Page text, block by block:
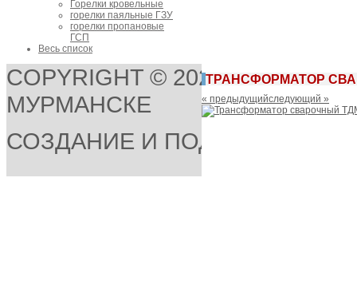
Горелки кровельные
горелки паяльные ГЗУ
горелки пропановые
ГСП
Весь список
ТРАНСФОРМАТОР
« предыдущийследующий »
COPYRIGHT © 2026 ООО
МУРМАНСКЕ
СОЗДАНИЕ И ПОДДЕРЖКА